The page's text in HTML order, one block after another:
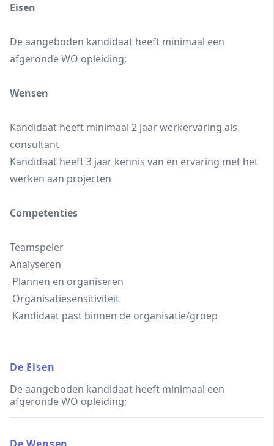
Eisen
De aangeboden kandidaat heeft minimaal een
afgeronde WO opleiding;
Wensen
Kandidaat heeft minimaal 2 jaar werkervaring als
consultant
Kandidaat heeft 3 jaar kennis van en ervaring met het
werken aan projecten
Competenties
Teamspeler
Analyseren
Plannen en organiseren
Organisatiesensitiviteit
Kandidaat past binnen de organisatie/groep
De Eisen
De aangeboden kandidaat heeft minimaal een
afgeronde WO opleiding;